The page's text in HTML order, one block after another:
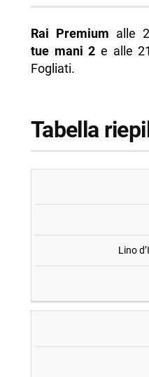
Rai Premium alle
tue mani 2 e alle
Fogliati.
Tabella
Lino